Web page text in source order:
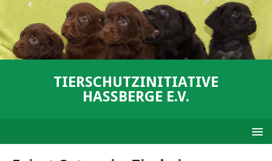
TIERSCHUTZINITIATIVE
HASSBERGE E.V.